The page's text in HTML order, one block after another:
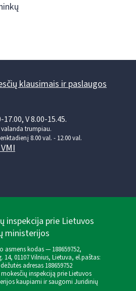
klausimais ir paslaugos
V 8.00-15.45.
valanda trumpiau.
8.00 val. - 12.00 val.
inspekcija prie Lietuvos
ministerijos
kodas — 188659752,
14, 01107 Vilnius, Lietuva, el.paštas:
adresas 188659752
inspekciją prie Lietuvos
kaupiami ir saugomi Juridinių